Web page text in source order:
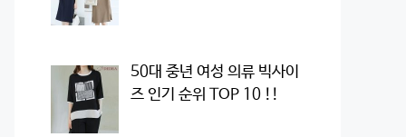
50대 중년 여성 의류 빅사이
즈 인기 순위 TOP 10 !!